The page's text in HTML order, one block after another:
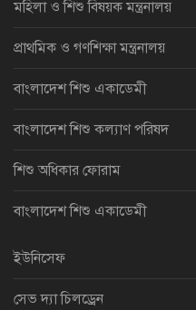
মহিলা ও শিশু বিষয়ক মন্ত্রনালয়
প্রাথমিক ও গণশিক্ষা মন্ত্রনালয়
বাংলাদেশ শিশু একাডেমী
বাংলাদেশ শিশু কল্যাণ পরিষদ
শিশু অধিকার ফোরাম
বাংলাদেশ শিশু একাডেমী
ইউনিসেফ
সেভ দ্যা চিলড্রেন